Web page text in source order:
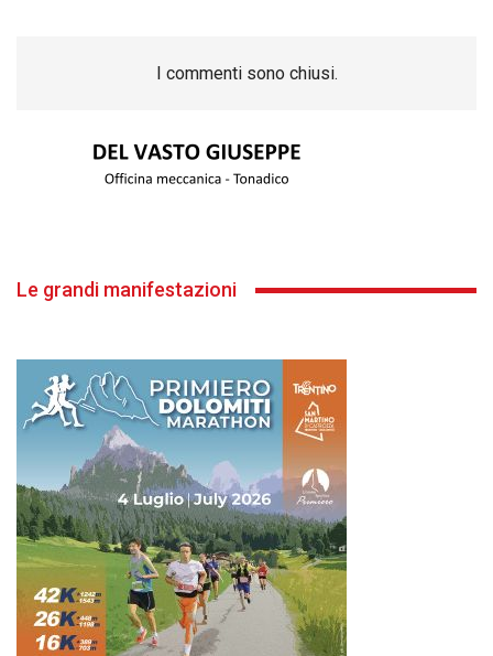
I commenti sono chiusi.
Le grandi manifestazioni